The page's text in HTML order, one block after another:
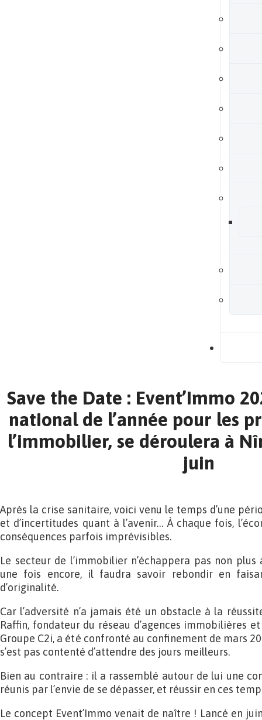
Save the Date : Event’Immo
national de l’année pour les
l’immobilier, se déroulera à
juin
Après la crise sanitaire, voici venu le temps d’une
et d’incertitudes quant à l’avenir… À chaque fois,
conséquences parfois imprévisibles.
Le secteur de l’immobilier n’échappera pas non
une fois encore, il faudra savoir rebondir en
d’originalité.
Car l’adversité n’a jamais été un obstacle à la
Raffin, fondateur du réseau d’agences immobilières
Groupe C2i, a été confronté au confinement de mars
s’est pas contenté d’attendre des jours meilleurs.
Bien au contraire : il a rassemblé autour de lui une
réunis par l’envie de se dépasser, et réussir en ces
Le concept Event’Immo venait de naître ! Lancé en